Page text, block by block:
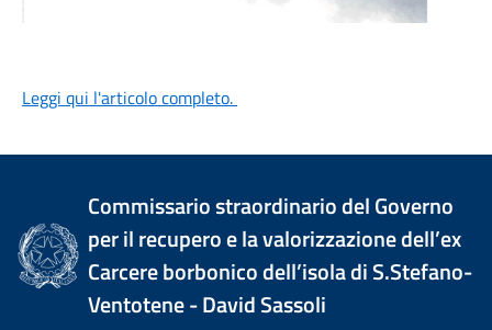
Leggi qui l'articolo completo.
Commissario straordinario del Governo
per il recupero e la valorizzazione dell’ex
Carcere borbonico dell’isola di S.Stefano-
Ventotene - David Sassoli